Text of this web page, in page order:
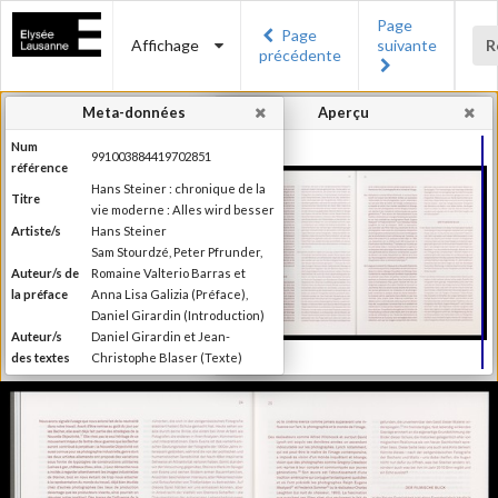
Affichage
Page
précédente
Page
suivante
Aperçu
Meta-données
Num
référence
991003884419702851
Titre
Hans Steiner : chronique de la
vie moderne : Alles wird besser
Artiste/s
Hans Steiner
Auteur/s de
la préface
Sam Stourdzé, Peter Pfrunder,
Romaine Valterio Barras et
Anna Lisa Galizia (Préface),
Daniel Girardin (Introduction)
Auteur/s
des textes
Daniel Girardin et Jean-
Christophe Blaser (Texte)
Editeur
Ruetz, Michael (Frankfurt am
Main : Zweitausendeins c1980)
d'édition
Arles; Lausanne; Zürich
d'édition
2011